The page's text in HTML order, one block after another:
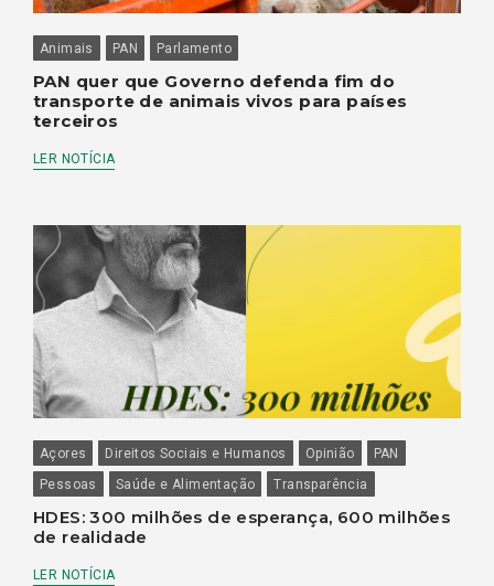
Animais PAN Parlamento
PAN quer que Governo defenda fim do
transporte de animais vivos para países
terceiros
LER NOTÍCIA
Açores Direitos Sociais e Humanos Opinião
PAN
Pessoas
Saúde e Alimentação Transparência
HDES: 300 milhões de esperança, 600 milhões
de realidade
LER NOTÍCIA